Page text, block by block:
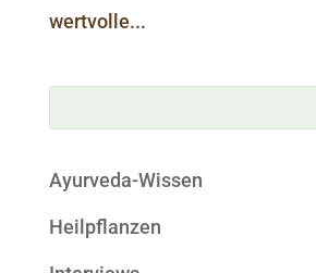
wertvolle...
Ayurveda-Wissen
Heilpflanzen